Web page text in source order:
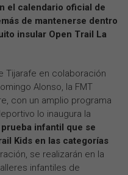
el calendario oficial de
de mantenerse dentro
insular Open Trail La
Tijarafe en colaboración
Alonso, la FMT
con un amplio programa
lo inaugura la
prueba infantil que se
Kids en las categorías
se realizarán en la
infantiles de